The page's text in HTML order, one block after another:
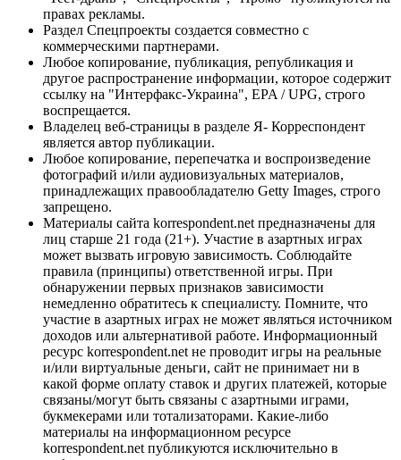
правах рекламы.
Раздел Спецпроекты создается совместно с
коммерческими партнерами.
Любое копирование, публикация, републикация и
другое распространение информации, которое содержит
ссылку на "Интерфакс-Украина", EPA / UPG, строго
воспрещается.
Владелец веб-страницы в разделе Я- Корреспондент
является автор публикации.
Любое копирование, перепечатка и воспроизведение
фотографий и/или аудиовизуальных материалов,
принадлежащих правообладателю Getty Images, строго
запрещено.
Материалы сайта korrespondent.net предназначены для
лиц старше 21 года (21+). Участие в азартных играх
может вызвать игровую зависимость. Соблюдайте
правила (принципы) ответственной игры. При
обнаружении первых признаков зависимости
немедленно обратитесь к специалисту. Помните, что
участие в азартных играх не может являться источником
доходов или альтернативой работе. Информационный
ресурс korrespondent.net не проводит игры на реальные
и/или виртуальные деньги, сайт не принимает ни в
какой форме оплату ставок и других платежей, которые
связаны/могут быть связаны с азартными играми,
букмекерами или тотализаторами. Какие-либо
материалы на информационном ресурсе
korrespondent.net публикуются исключительно в